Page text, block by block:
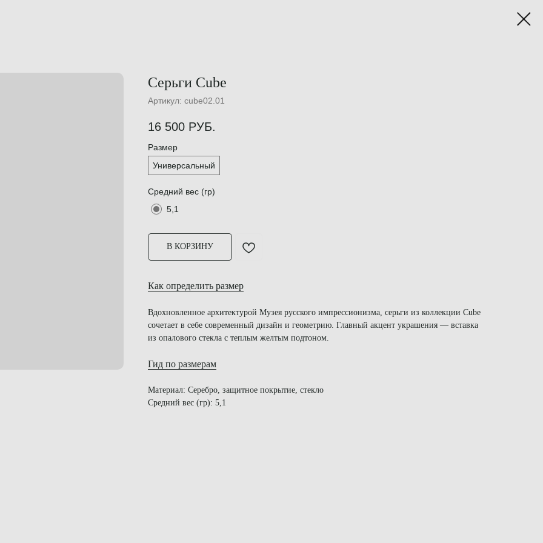
Серьги Cube
Артикул: cube02.01
16 500 РУБ.
Размер
Универсальный
Средний вес (гр)
5,1
В КОРЗИНУ
Как определить размер
Вдохновленное архитектурой Музея русского импрессионизма, серьги из коллекции Cube
сочетает в себе современный дизайн и геометрию. Главный акцент украшения — вставка
из опалового стекла с теплым желтым подтоном.
Гид по размерам
Материал: Серебро, защитное покрытие, стекло
Средний вес (гр): 5,1